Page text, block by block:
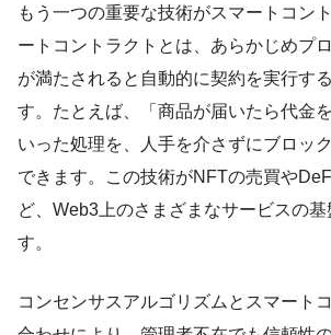
もう一つの重要な技術がスマートコン
ートコントラクトとは、あらかじめプ
が満たされると自動的に契約を実行す
す。たとえば、「商品が届いたら代金
いった処理を、人手を介さずにブロッ
できます。この技術がNFTの売買や
ど、Web3上のさまざまなサービスの基
す。
コンセンサスアルゴリズムとスマート